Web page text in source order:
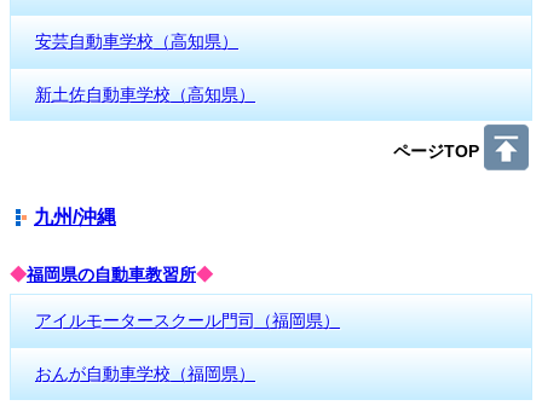
安芸自動車学校（高知県）
新土佐自動車学校（高知県）
ページTOP
九州/沖縄
◆福岡県の自動車教習所◆
アイルモータースクール門司（福岡県）
おんが自動車学校（福岡県）